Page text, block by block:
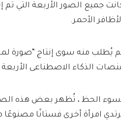
جميع الصور الأربعة التي تم
الأحمر.
يُطلب منه سوى إنتاج “صورة
الذكاء الاصطناعى الأربعة
الحظ ، تُظهر بعض هذه
امرأة أخرى فستانًا مصنوعًا